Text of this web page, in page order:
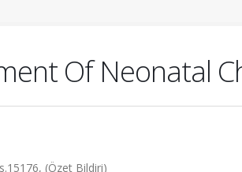
Of Neonatal
(Özet Bildiri)